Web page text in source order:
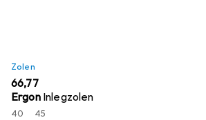
Zolen
EUR
66,77
Ergon Inlegzolen
40 45